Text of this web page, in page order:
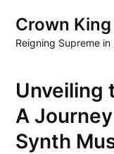
content
Crown
Reigning Supreme
Unveiling
A
Synth